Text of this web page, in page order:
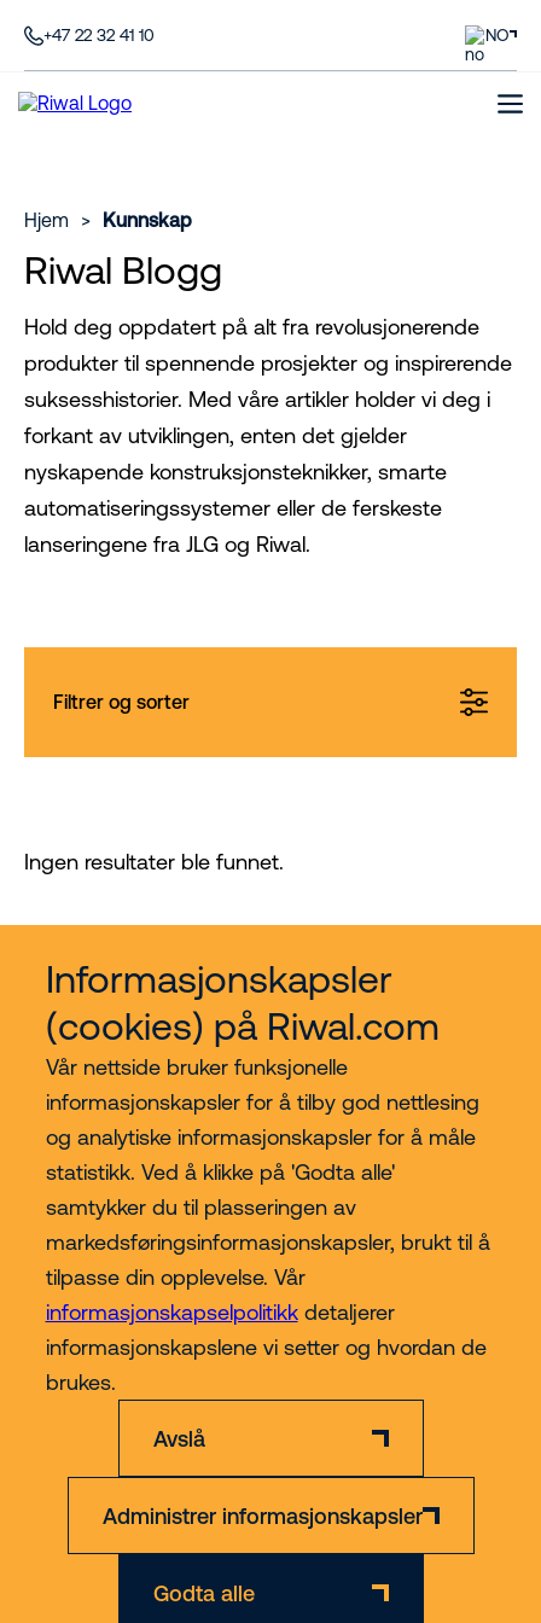
Informasjonskapsler
(cookies) på Riwal.com
Vår nettside bruker funksjonelle
informasjonskapsler for å tilby god nettlesing
og analytiske informasjonskapsler for å måle
statistikk. Ved å klikke på 'Godta alle'
samtykker du til plasseringen av
markedsføringsinformasjonskapsler, brukt til å
tilpasse din opplevelse. Vår
informasjonskapselpolitikkdetaljerer
informasjonskapslene vi setter og hvordan de
brukes.
Avslå
Administrer informasjonskapsler
Godta alle
+47 22 32 41 10 NO
Hjem > Kunnskap
Riwal Blogg
Hold deg oppdatert på alt fra revolusjonerende
produkter til spennende prosjekter og inspirerende
suksesshistorier. Med våre artikler holder vi deg i
forkant av utviklingen, enten det gjelder
nyskapende konstruksjonsteknikker, smarte
automatiseringssystemer eller de ferskeste
lanseringene fra JLG og Riwal.
Filtrer og sorter
Ingen resultater ble funnet.
Kjøp hos Riwal Norge
Contact
Mer
© 2026 Riwal - All rights reserved